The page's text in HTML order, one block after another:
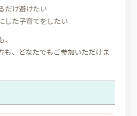
だけ避けたい
した子育てをしたい
も、どなたでもご参加いただけま